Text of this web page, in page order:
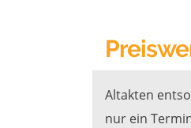
Altakten
nur ein